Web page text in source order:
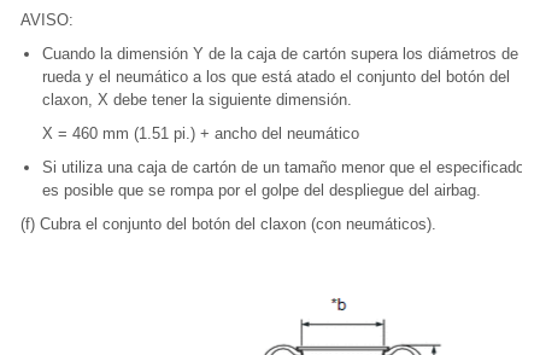
AVISO:
Cuando la dimensión Y de la caja de cartón supera los diámetros de la
rueda y el neumático a los que está atado el conjunto del botón del
claxon, X debe tener la siguiente dimensión.
X = 460 mm (1.51 pi.) + ancho del neumático
Si utiliza una caja de cartón de un tamaño menor que el especificado,
es posible que se rompa por el golpe del despliegue del airbag.
(f) Cubra el conjunto del botón del claxon (con neumáticos).